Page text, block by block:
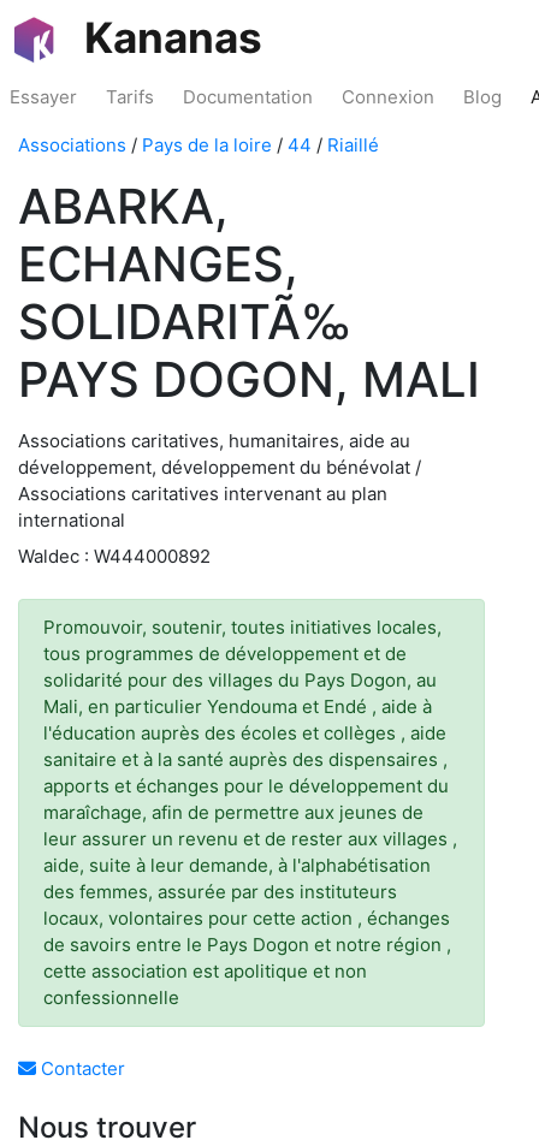
Kananas
Essayer Tarifs Documentation Connexion Blog
Associations / Pays de la loire / 44 / Riaillé
ABARKA,
ECHANGES,
SOLIDARITÃ‰
PAYS DOGON, MALI
Associations caritatives, humanitaires, aide au
développement, développement du bénévolat /
Associations caritatives intervenant au plan
international
Waldec : W444000892
Promouvoir, soutenir, toutes initiatives locales,
tous programmes de développement et de
solidarité pour des villages du Pays Dogon, au
Mali, en particulier Yendouma et Endé , aide à
l'éducation auprès des écoles et collèges , aide
sanitaire et à la santé auprès des dispensaires ,
apports et échanges pour le développement du
maraîchage, afin de permettre aux jeunes de
leur assurer un revenu et de rester aux villages ,
aide, suite à leur demande, à l'alphabétisation
des femmes, assurée par des instituteurs
locaux, volontaires pour cette action , échanges
de savoirs entre le Pays Dogon et notre région ,
cette association est apolitique et non
confessionnelle
Contacter
Nous trouver